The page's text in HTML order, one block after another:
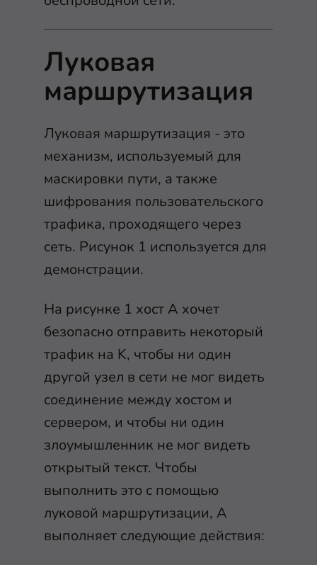
Луковая
маршрутизация
Луковая маршрутизация - это
механизм, используемый для
маскировки пути, а также
шифрования пользовательского
трафика, проходящего через
сеть. Рисунок 1 используется для
демонстрации.
На рисунке 1 хост А хочет
безопасно отправить некоторый
трафик на K, чтобы ни один
другой узел в сети не мог видеть
соединение между хостом и
сервером, и чтобы ни один
злоумышленник не мог видеть
открытый текст. Чтобы
выполнить это с помощью
луковой маршрутизации, A
выполняет следующие действия: